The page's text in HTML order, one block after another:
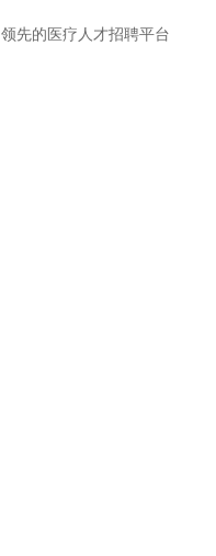
领先的医疗人才招聘平台